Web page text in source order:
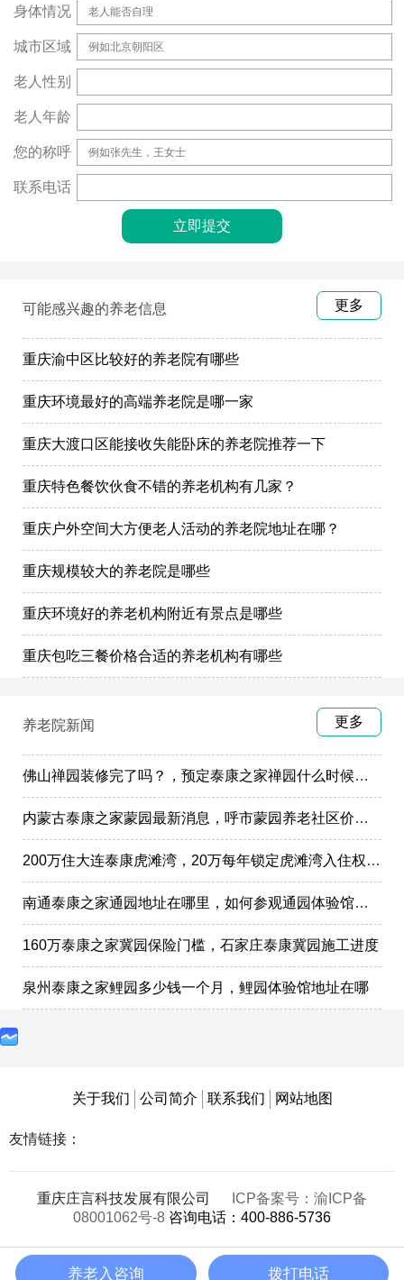
身体情况
城市区域
老人性别
老人年龄
您的称呼
联系电话
可能感兴趣的养老信息 更多
重庆渝中区比较好的养老院有哪些
重庆环境最好的高端养老院是哪一家
重庆大渡口区能接收失能卧床的养老院推荐一下
重庆特色餐饮伙食不错的养老机构有几家？
重庆户外空间大方便老人活动的养老院地址在哪？
重庆规模较大的养老院是哪些
重庆环境好的养老机构附近有景点是哪些
重庆包吃三餐价格合适的养老机构有哪些
养老院新闻 更多
佛山禅园装修完了吗？，预定泰康之家禅园什么时候选房入住?
内蒙古泰康之家蒙园最新消息，呼市蒙园养老社区价格表
200万住大连泰康虎滩湾，20万每年锁定虎滩湾入住权政策
南通泰康之家通园地址在哪里，如何参观通园体验馆样板间
160万泰康之家冀园保险门槛，石家庄泰康冀园施工进度
泉州泰康之家鲤园多少钱一个月，鲤园体验馆地址在哪
关于我们 公司简介 联系我们 网站地图
友情链接：
重庆庄言科技发展有限公司
ICP备案号：渝ICP备
08001062号-8 咨询电话：400-886-5736
养老入咨询 拨打电话